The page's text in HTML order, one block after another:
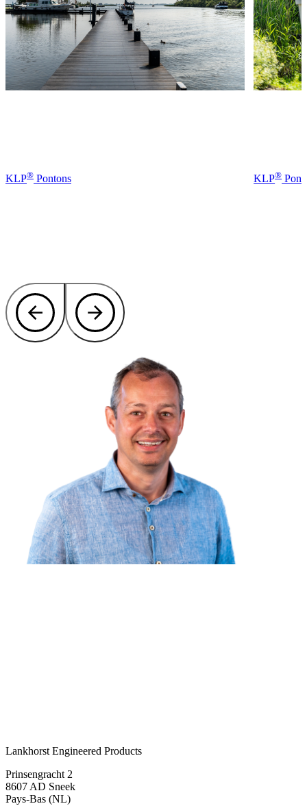
KLP® Pontons KLP®
Lankhorst Engineered Products
Prinsengracht 2
8607 AD Sneek
Pays-Bas (NL)